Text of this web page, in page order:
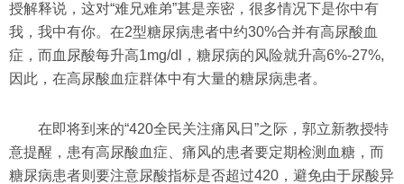
授解释说，这对“难兄难弟”甚是亲密，很多情况下是你中有
我，我中有你。在2型糖尿病患者中约30%合并有高尿酸血
症，而血尿酸每升高1mg/dl，糖尿病的风险就升高6%-27%,
因此，在高尿酸血症群体中有大量的糖尿病患者。
在即将到来的“420全民关注痛风日”之际，郭立新教授特
意提醒，患有高尿酸血症、痛风的患者要定期检测血糖，而
糖尿病患者则要注意尿酸指标是否超过420，避免由于尿酸异